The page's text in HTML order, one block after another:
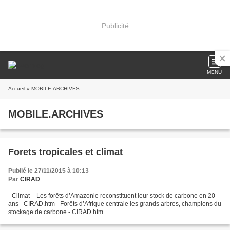
Publicité
MENU
Accueil » MOBILE.ARCHIVES
MOBILE.ARCHIVES
Forets tropicales et climat
Publié le 27/11/2015 à 10:13
Par CIRAD
- Climat _ Les forêts d’Amazonie reconstituent leur stock de carbone en 20
ans - CIRAD.htm - Forêts d’Afrique centrale les grands arbres, champions du
stockage de carbone - CIRAD.htm